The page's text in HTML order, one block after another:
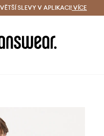
Doručení i do 24 h
SLEVY V APLIKACI! VÍCE